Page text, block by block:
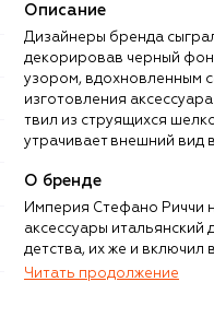
Описание
Дизайнеры бренда
декорировав черный
узором, вдохновленным
изготовления
твил из струящихся
утрачивает внешний вид
О бренде
Империя Стефано Риччи
аксессуары
детства, их же и включил
коллекцию,
Читать продолжение